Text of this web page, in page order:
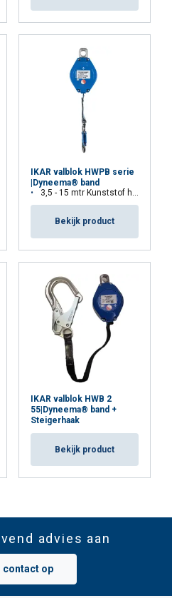
IKAR valblok HWPB serie
|Dyneema® band
3,5 - 15 mtr Kunststof huis
Bekijk product
IKAR valblok HWB 2
55|Dyneema® band +
Steigerhaak
Bekijk product
advies aan
contact op